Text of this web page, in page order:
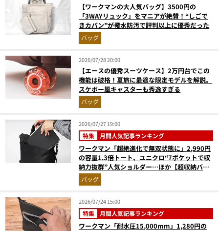
【ワークマンの大人気バッグ】3500円の
「3WAYリュック」をマニアが絶賛！“しごで
きカバン”が撥水防汚で評判以上に優秀だった
バッグ
2026/07/28 20:00
【エースの優秀スーツケース】2万円台でこの
機能は破格！夏旅に最適な限定モデルを解説。
スケボー風キャスターも秀逸すぎる
バッグ
2026/07/27 19:00
特集 月間人気記事ランキング
ワークマン「超絶進化で無双状態に」2,990円
の容量1.3倍トート、ユニクロ“7ポケットで収
納力抜群”人気ショルダー…ほか【超収納バッ
グの人気記事ランキングベスト3】（2026年6
月版）
バッグ
2026/07/24 15:00
特集 月間人気記事ランキング
ワークマン「耐水圧15,000mm」1,280円の